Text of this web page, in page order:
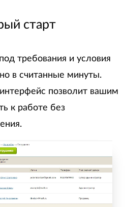
старт
требования и условия
в считанные минуты.
позволит вашим
к работе без